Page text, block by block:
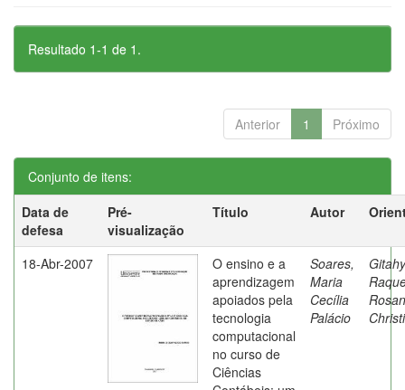
Resultado 1-1 de 1.
Anterior 1 Próximo
Conjunto de itens:
Data de
defesa
Pré-
visualização
Título Autor
18-Abr-2007
O ensino e a
aprendizagem
apoiados pela
tecnologia
computacional
no curso de
Ciências
Soares,
Maria
Cecília
Palácio
Rosan